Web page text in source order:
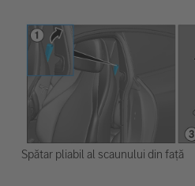
Spătar pliabil al scaunului din față